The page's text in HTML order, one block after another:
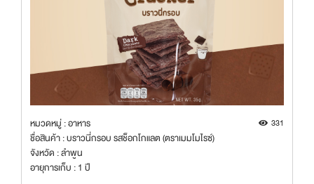
หมวดหมู่ : อาหาร 331
ชื่อสินค้า : บราวนี่กรอบ รสช็อกโกแลต (ตราเมมโมไรซ์)
จังหวัด : ลำพูน
อายุการเก็บ : 1 ปี